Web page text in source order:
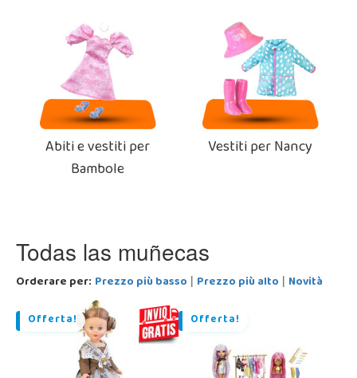
Abiti e vestiti per
Bambole
Vestiti per Nancy
Todas las muñecas
Orderare per: Prezzo più basso | Prezzo più alto | Novità
Offerta! Offerta!